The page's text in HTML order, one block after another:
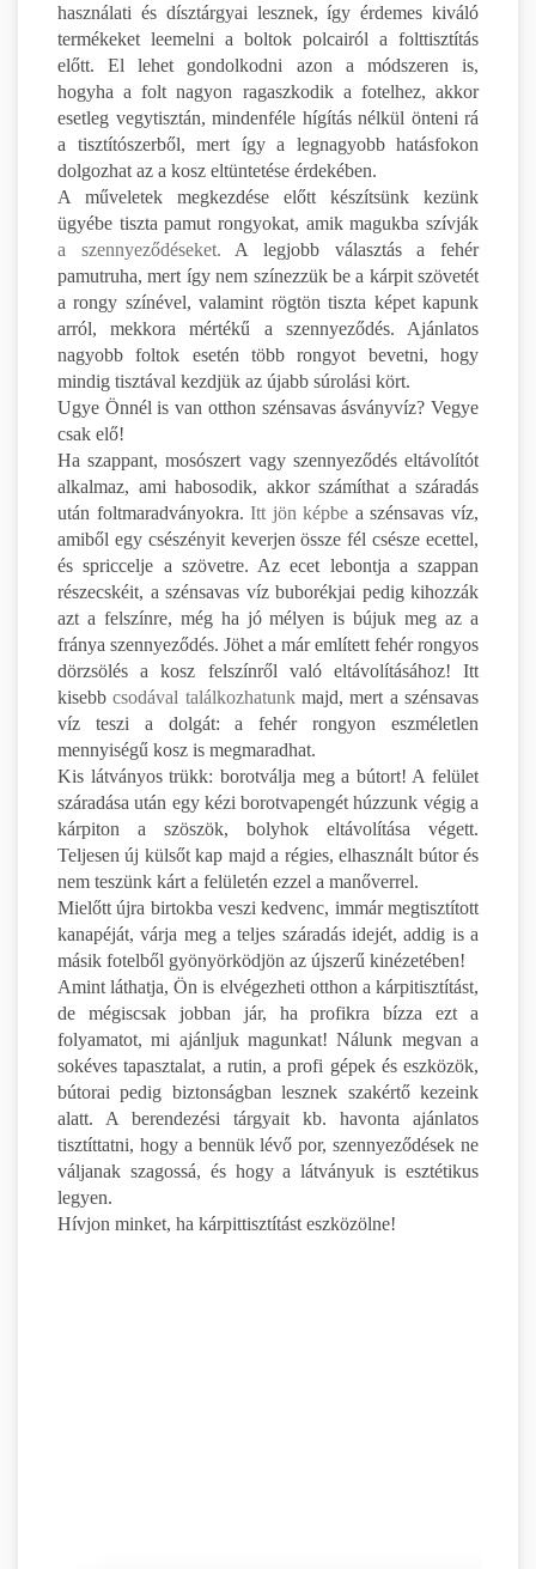
használati és dísztárgyai lesznek, így érdemes kiváló
termékeket leemelni a boltok polcairól a folttisztítás
előtt. El lehet gondolkodni azon a módszeren is,
hogyha a folt nagyon ragaszkodik a fotelhez, akkor
esetleg vegytisztán, mindenféle hígítás nélkül önteni rá
a tisztítószerből, mert így a legnagyobb hatásfokon
dolgozhat az a kosz eltüntetése érdekében.
A műveletek megkezdése előtt készítsünk kezünk
ügyébe tiszta pamut rongyokat, amik magukba szívják
a szennyeződéseket. A legjobb választás a fehér
pamutruha, mert így nem színezzük be a kárpit szövetét
a rongy színével, valamint rögtön tiszta képet kapunk
arról, mekkora mértékű a szennyeződés. Ajánlatos
nagyobb foltok esetén több rongyot bevetni, hogy
mindig tisztával kezdjük az újabb súrolási kört.
Ugye Önnél is van otthon szénsavas ásványvíz? Vegye
csak elő!
Ha szappant, mosószert vagy szennyeződés eltávolítót
alkalmaz, ami habosodik, akkor számíthat a száradás
után foltmaradványokra.Itt jön képbe a szénsavas víz,
amiből egy csészényit keverjen össze fél csésze ecettel,
és spriccelje a szövetre. Az ecet lebontja a szappan
részecskéit, a szénsavas víz buborékjai pedig kihozzák
azt a felszínre, még ha jó mélyen is bújuk meg az a
fránya szennyeződés. Jöhet a már említett fehér rongyos
dörzsölés a kosz felszínről való eltávolításához! Itt
kisebbcsodával találkozhatunkmajd, mert a szénsavas
víz teszi a dolgát: a fehér rongyon eszméletlen
mennyiségű kosz is megmaradhat.
Kis látványos trükk: borotválja meg a bútort! A felület
száradása után egy kézi borotvapengét húzzunk végig a
kárpiton a szöszök, bolyhok eltávolítása végett.
Teljesen új külsőt kap majd a régies, elhasznált bútor és
nem teszünk kárt a felületén ezzel a manőverrel.
Mielőtt újra birtokba veszi kedvenc, immár megtisztított
kanapéját, várja meg a teljes száradás idejét, addig is a
másik fotelből gyönyörködjön az újszerű kinézetében!
Amint láthatja, Ön is elvégezheti otthon a kárpitisztítást,
de mégiscsak jobban jár, ha profikra bízza ezt a
folyamatot, mi ajánljuk magunkat! Nálunk megvan a
sokéves tapasztalat, a rutin, a profi gépek és eszközök,
bútorai pedig biztonságban lesznek szakértő kezeink
alatt. A berendezési tárgyait kb. havonta ajánlatos
tisztíttatni, hogy a bennük lévő por, szennyeződések ne
váljanak szagossá, és hogy a látványuk is esztétikus
legyen.
Hívjon minket, ha kárpittisztítást eszközölne!